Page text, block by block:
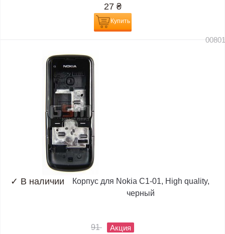
27 ₴
Купить
✓ В наличии
Корпус для Nokia C1-01, High quality,
черный
91 Акция